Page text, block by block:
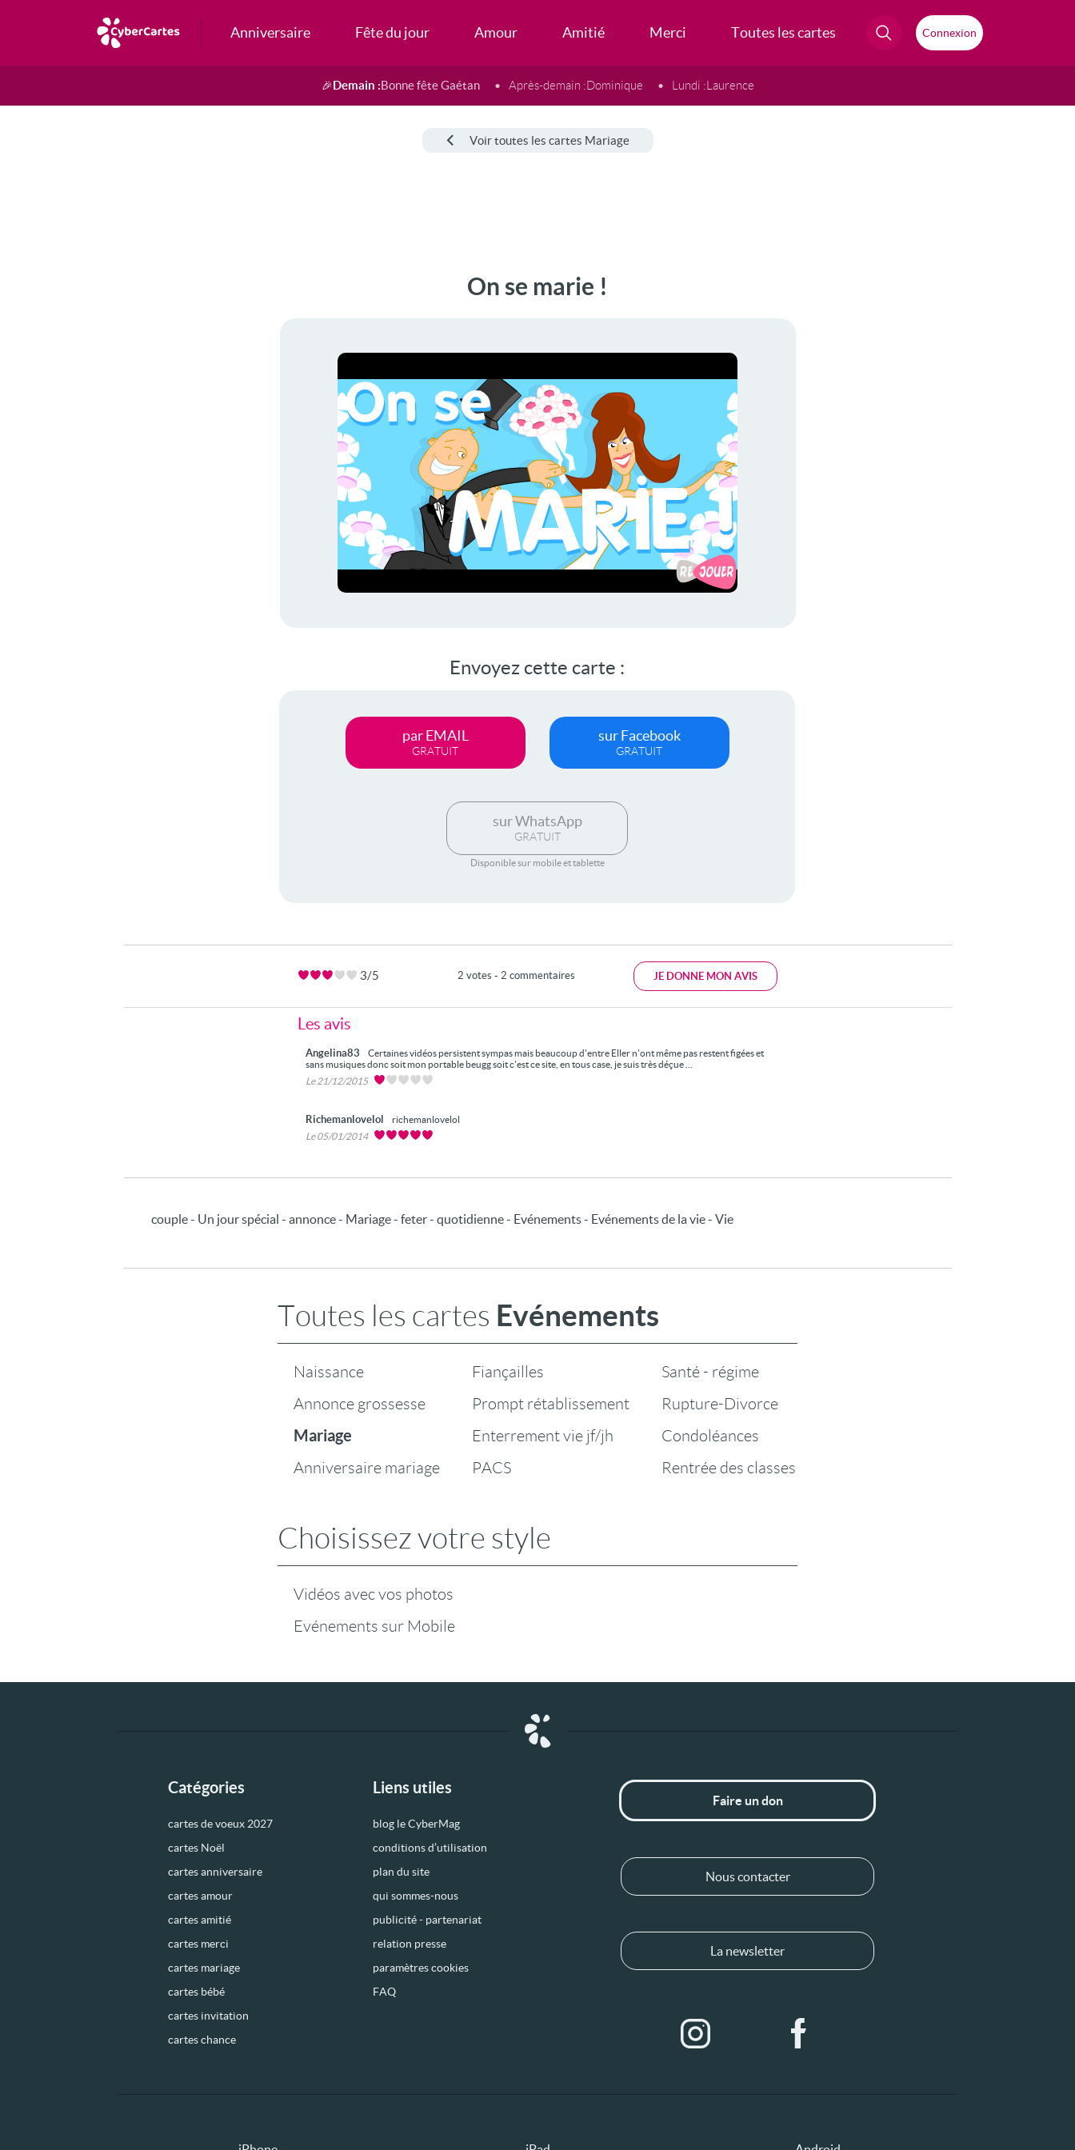
Anniversaire Fête du jour Amour Amitié Merci Toutes les cartes Connexion
🎉Demain :Bonne fête Gaétan Après-demain :Dominique Lundi :Laurence
Voir toutes les cartes Mariage
On se marie !
Envoyez cette carte :
par EMAIL
GRATUIT
sur Facebook
GRATUIT
sur WhatsApp
GRATUIT
Disponible sur mobile et tablette
3/5 2 votes - 2 commentaires JE DONNE MON AVIS
Les avis
Angelina83
Certaines vidéos persistent sympas mais beaucoup d'entre Eller n'ont même pas restent figées et
sans musiques donc soit mon portable beugg soit c'est ce site, en tous case, je suis très déçue ...
Le 21/12/2015
Richemanlovelol
richemanlovelol
Le 05/01/2014
couple - Un jour spécial - annonce - Mariage - feter - quotidienne - Evénements - Evénements de la vie - Vie
Toutes les cartes Evénements
Naissance
Annonce grossesse
Mariage
Anniversaire mariage
Fiançailles
Prompt rétablissement
Enterrement vie jf/jh
PACS
Santé - régime
Rupture-Divorce
Condoléances
Rentrée des classes
Choisissez votre style
Vidéos avec vos photos
Evénements sur Mobile
Catégories
cartes de voeux 2027
cartes Noël
cartes anniversaire
cartes amour
cartes amitié
cartes merci
cartes mariage
cartes bébé
cartes invitation
cartes chance
Liens utiles
blog le CyberMag
conditions d’utilisation
plan du site
qui sommes-nous
publicité - partenariat
relation presse
paramètres cookies
FAQ
Faire un don
Nous contacter
La newsletter